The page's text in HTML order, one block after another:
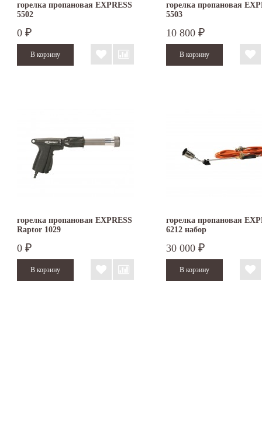
горелка пропановая EXPRESS
5502
0 ₽
горелка пропановая
5503
10 800 ₽
горелка пропановая EXPRESS
Raptor 1029
0 ₽
горелка пропановая
6212 набор
30 000 ₽